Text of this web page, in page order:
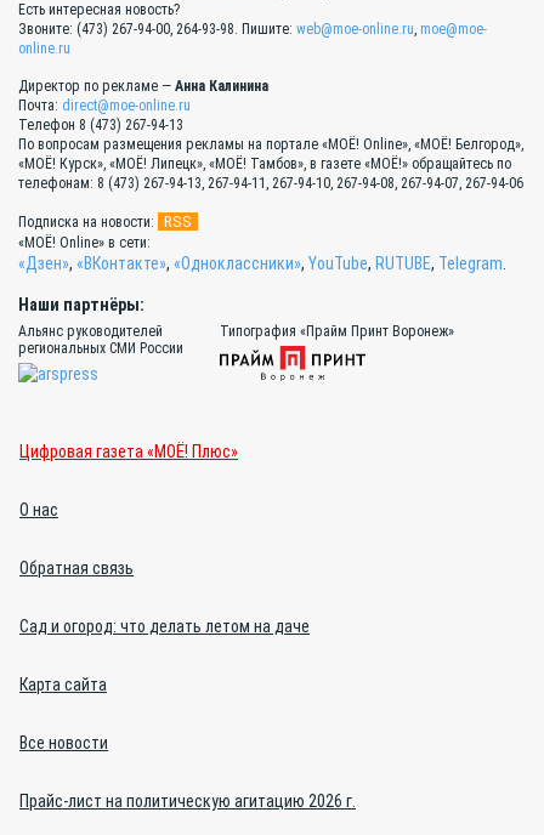
Есть интересная новость?
Звоните: (473) 267-94-00, 264-93-98. Пишите: web@moe-online.ru, moe@moe-
online.ru
Директор по рекламе — Анна Калинина
Почта: direct@moe-online.ru
Телефон 8 (473) 267-94-13
По вопросам размещения рекламы на портале «МОЁ! Online», «МОЁ! Белгород»,
«МОЁ! Курск», «МОЁ! Липецк», «МОЁ! Тамбов», в газете «МОЁ!» обращайтесь по
телефонам: 8 (473) 267-94-13, 267-94-11, 267-94-10, 267-94-08, 267-94-07, 267-94-06
Подписка на новости: RSS
«МОЁ! Online» в сети:
«Дзен», «ВКонтакте», «Одноклассники», YouTube, RUTUBE, Telegram
Наши партнёры:
Альянс руководителей
региональных СМИ России
Типография «Прайм Принт Воронеж»
Цифровая газета «МОЁ! Плюс»
О нас
Обратная связь
Сад и огород: что делать летом на даче
Карта сайта
Все новости
Прайс-лист на политическую агитацию 2026 г.